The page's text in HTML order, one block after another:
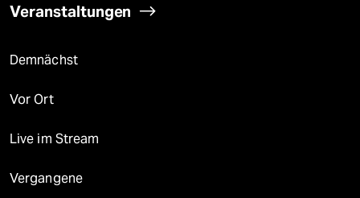
Veranstaltungen
Demnächst
Vor Ort
Live im Stream
Vergangene